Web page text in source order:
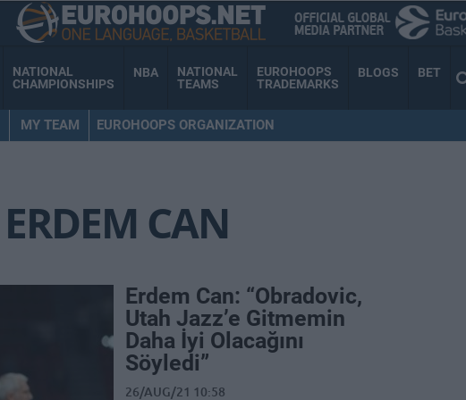
NATIONAL
CHAMPIONSHIPS
NBA
NATIONAL
TEAMS
EUROHOOPS
TRADEMARKS
BLOGS BET
MY TEAM EUROHOOPS ORGANIZATION
ERDEM CAN
Erdem Can: “Obradovic,
Utah Jazz’e Gitmemin
Daha İyi Olacağını
Söyledi”
26/AUG/21 10:58